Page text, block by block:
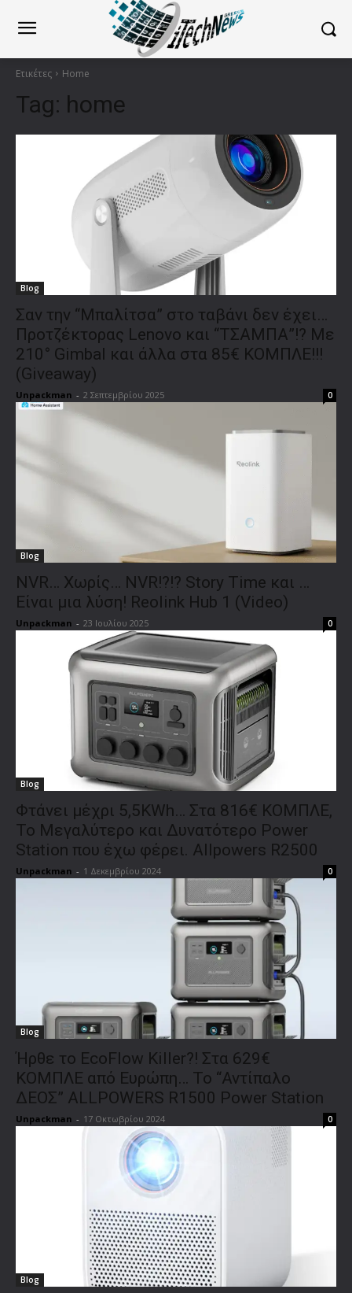
Ετικέτες Home
Tag: home
Blog
Σαν την “Μπαλίτσα” στο ταβάνι δεν έχει…
Προτζέκτορας Lenovo και “ΤΣΑΜΠΑ”!? Mε
210° Gimbal και άλλα στα 85€ ΚΟΜΠΛΕ!!!
(Giveaway)
Unpackman - 2 Σεπτεμβρίου 2025 0
Blog
NVR… Χωρίς… NVR!?!? Story Time και …
Είναι μια λύση! Reolink Hub 1 (Video)
Unpackman - 23 Ιουλίου 2025 0
Blog
Φτάνει μέχρι 5,5KWh… Στα 816€ ΚΟΜΠΛΕ,
Το Μεγαλύτερο και Δυνατότερο Power
Station που έχω φέρει. Allpowers R2500
Unpackman - 1 Δεκεμβρίου 2024 0
Blog
Ήρθε το EcoFlow Killer?! Στα 629€
ΚΟΜΠΛΕ από Ευρώπη… Το “Αντίπαλο
ΔΕΟΣ” ALLPOWERS R1500 Power Station
Unpackman - 17 Οκτωβρίου 2024 0
Blog